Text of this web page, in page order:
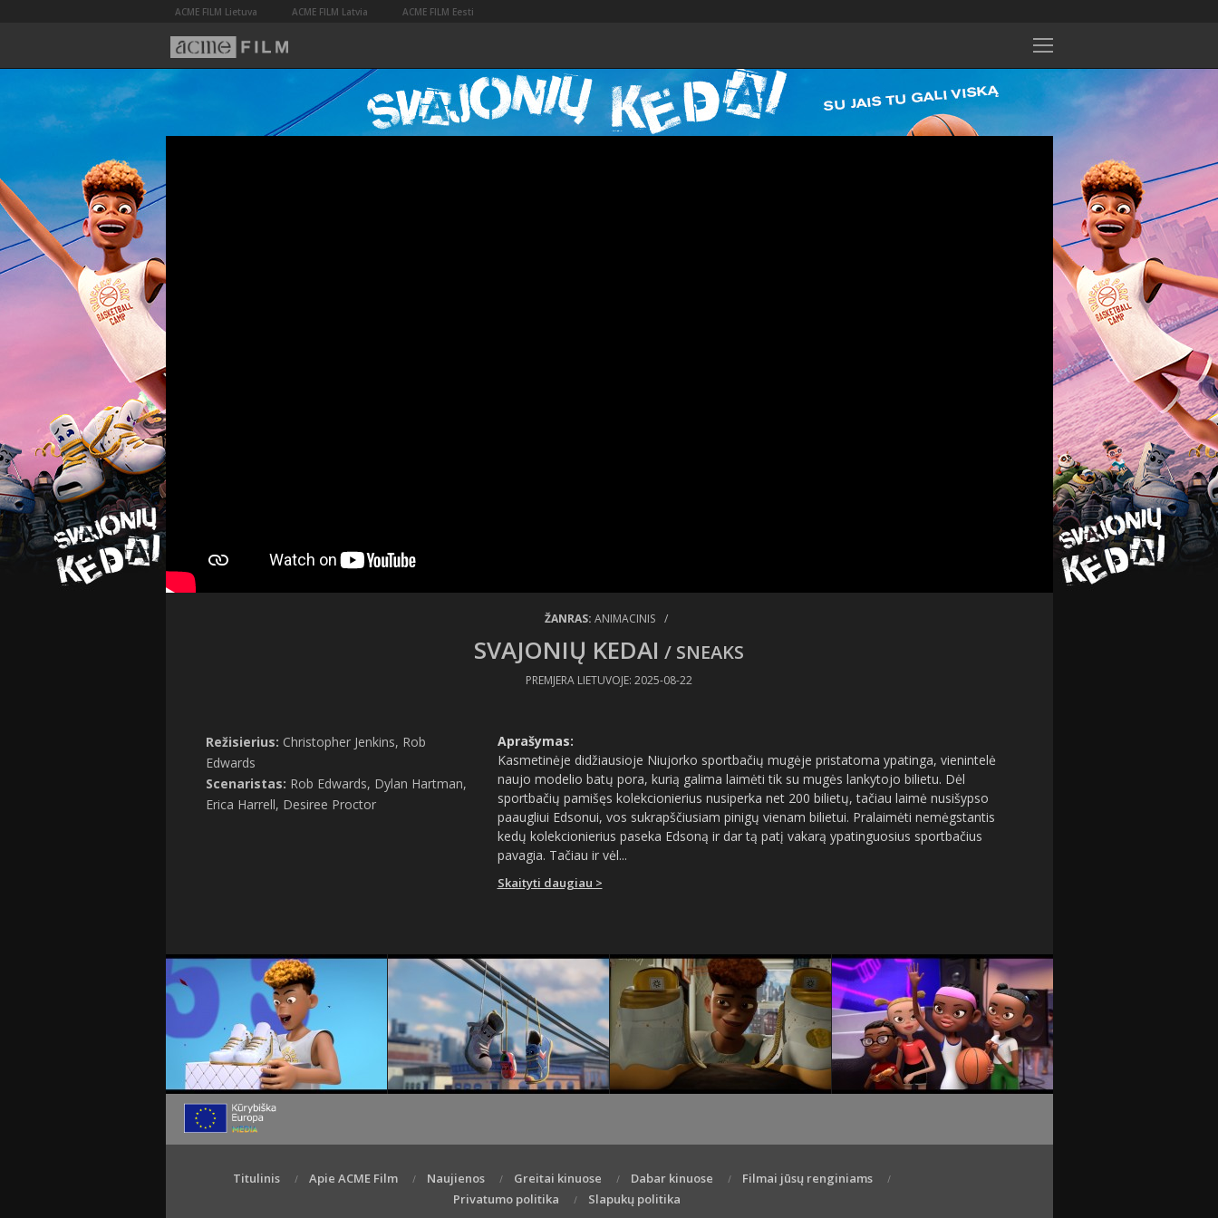
ACME FILM Lietuva ACME FILM Latvia ACME FILM Eesti
ŽANRAS: ANIMACINIS /
SVAJONIŲ KEDAI / SNEAKS
PREMJERA LIETUVOJE: 2025-08-22
Režisierius: Christopher Jenkins, Rob
Edwards
Scenaristas: Rob Edwards, Dylan Hartman,
Erica Harrell, Desiree Proctor
Aprašymas:
Kasmetinėje didžiausioje Niujorko sportbačių mugėje pristatoma ypatinga, vienintelė
naujo modelio batų pora, kurią galima laimėti tik su mugės lankytojo bilietu. Dėl
sportbačių pamišęs kolekcionierius nusiperka net 200 bilietų, tačiau laimė nusišypso
paaugliui Edsonui, vos sukrapščiusiam pinigų vienam bilietui. Pralaimėti nemėgstantis
kedų kolekcionierius paseka Edsoną ir dar tą patį vakarą ypatinguosius sportbačius
pavagia. Tačiau ir vėl...
Skaityti daugiau >
Titulinis Apie ACME Film Naujienos Greitai kinuose Dabar kinuose
Filmai jūsų renginiams
Privatumo politika
Slapukų politika